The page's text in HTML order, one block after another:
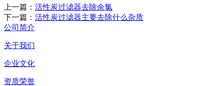
上一篇： 活性炭过滤器去除余氯
下一篇： 活性炭过滤器主要去除什么杂质
公司简介
关于我们
企业文化
资质荣誉